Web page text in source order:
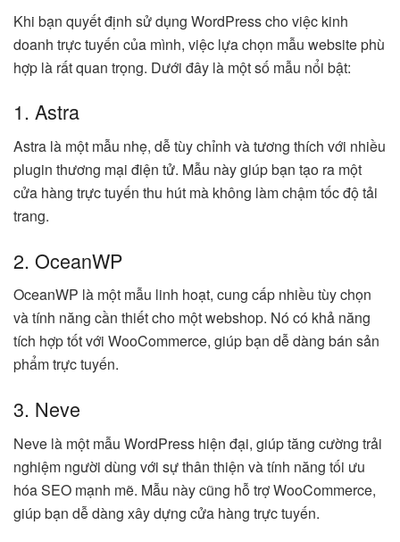
Khi bạn quyết định sử dụng WordPress cho việc kinh
doanh trực tuyến của mình, việc lựa chọn mẫu website phù
hợp là rất quan trọng. Dưới đây là một số mẫu nổi bật:
1. Astra
Astra là một mẫu nhẹ, dễ tùy chỉnh và tương thích với nhiều
plugin thương mại điện tử. Mẫu này giúp bạn tạo ra một
cửa hàng trực tuyến thu hút mà không làm chậm tốc độ tải
trang.
2. OceanWP
OceanWP là một mẫu linh hoạt, cung cấp nhiều tùy chọn
và tính năng cần thiết cho một webshop. Nó có khả năng
tích hợp tốt với WooCommerce, giúp bạn dễ dàng bán sản
phẩm trực tuyến.
3. Neve
Neve là một mẫu WordPress hiện đại, giúp tăng cường trải
nghiệm người dùng với sự thân thiện và tính năng tối ưu
hóa SEO mạnh mẽ. Mẫu này cũng hỗ trợ WooCommerce,
giúp bạn dễ dàng xây dựng cửa hàng trực tuyến.